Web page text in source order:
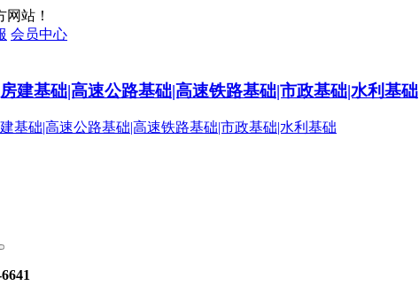
站！
会员中心
建基础|高速公路基础|高速铁路基础|市政基础|水利基础